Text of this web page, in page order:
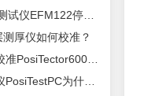
产，升级型号EFM-115-MK11
厚仪如何校准？
？是否需要两点校准？
么要测量未固化的粉末厚度？